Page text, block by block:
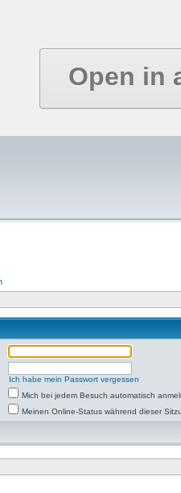
Open in
Ich habe mein Passwort vergessen
Mich bei jedem Besuch automatisch
Meinen Online-Status während dieser